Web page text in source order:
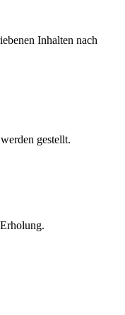
Inhalten nach
gestellt.